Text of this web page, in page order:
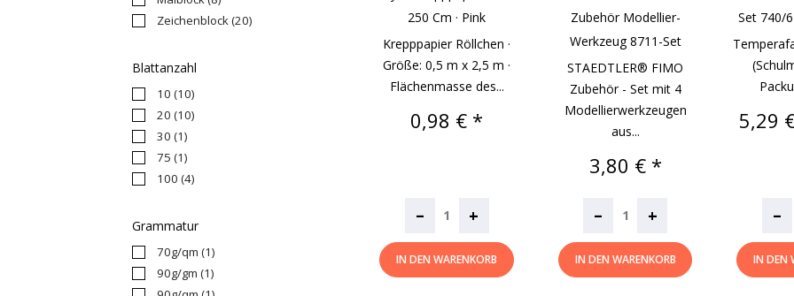
Zeichenblock(20)
Blattanzahl
10(10)
20(10)
30(1)
75(1)
100(4)
Grammatur
70g/qm(1)
90g/gm(1)
250 Cm · Pink
Krepppapier Röllchen ·
Größe: 0,5 m x 2,5 m ·
Flächenmasse des...
Preis
0,98 € *
– +
IN DEN WARENKORB
Zubehör Modellier-
Werkzeug 8711-Set
STAEDTLER® FIMO
Zubehör - Set mit 4
Modellierwerkzeugen
aus...
Preis
3,80 € *
– +
IN DEN WARENKORB
Set 740/
Preis
5,29
–
IN DEN